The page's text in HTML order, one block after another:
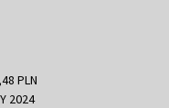
PLN
2024